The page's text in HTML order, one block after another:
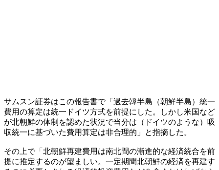
サムスン証券はこの報告書で「過去韓半島（朝鮮半島）統一
費用の算定は統一ドイツ方式を前提にした。しかし米国など
が北朝鮮の体制を認めた状況で当分は（ドイツのような）吸
収統一に基づいた費用算定は非合理的」と指摘した。
その上で「北朝鮮再建費用は南北間の漸進的な経済統合を前
提に推定するのが望ましい。一定期間北朝鮮の経済を再建す